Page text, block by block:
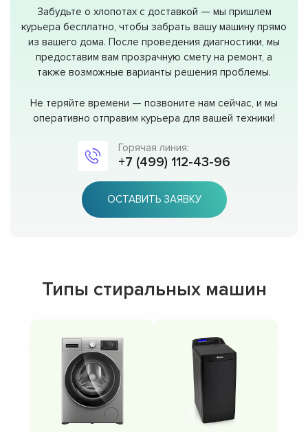
Забудьте о хлопотах с доставкой — мы пришлем
курьера бесплатно, чтобы забрать вашу машину прямо
из вашего дома. После проведения диагностики, мы
предоставим вам прозрачную смету на ремонт, а
также возможные варианты решения проблемы.
Не теряйте времени — позвоните нам сейчас, и мы
оперативно отправим курьера для вашей техники!
Горячая линия:
+7 (499) 112-43-96
ОСТАВИТЬ ЗАЯВКУ
Типы стиральных машин